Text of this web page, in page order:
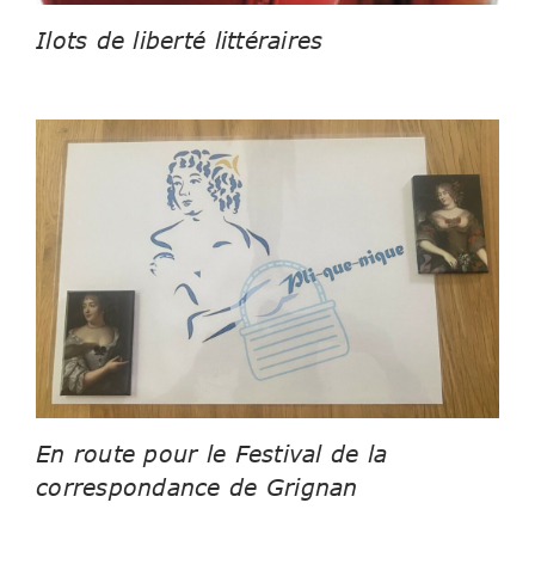
Ilots de liberté littéraires
En route pour le Festival de la
correspondance de Grignan